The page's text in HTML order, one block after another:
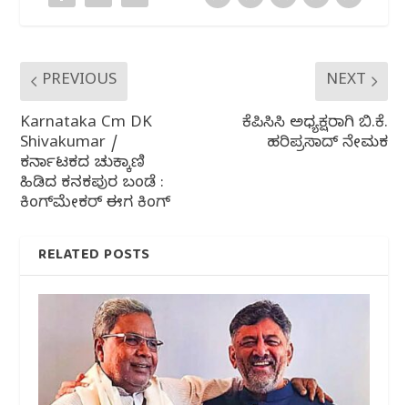
PREVIOUS
Karnataka Cm DK
Shivakumar /
ಕರ್ನಾಟಕದ ಚುಕ್ಕಾಣಿ
ಹಿಡಿದ ಕನಕಪುರ ಬಂಡೆ :
ಕಿಂಗ್‌ಮೇಕರ್ ಈಗ ಕಿಂಗ್
NEXT
ಕೆಪಿಸಿಸಿ ಅಧ್ಯಕ್ಷರಾಗಿ ಬಿ.ಕೆ.
ಹರಿಪ್ರಸಾದ್ ನೇಮಕ
RELATED POSTS